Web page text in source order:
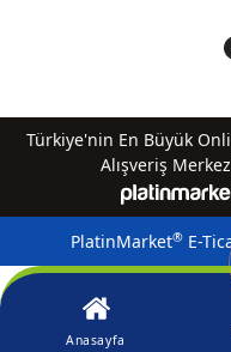
Türkiye'nin En Büyük
Alışveriş
PlatinMarket®E-
Anasayfa